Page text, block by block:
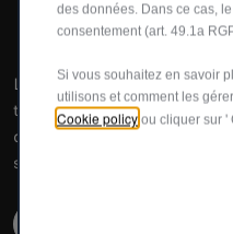
Fiat 500 Hybrid
La nouvelle Fiat 500 Hybrid
tous les regards et sublimer
qu’une voiture : c’est un
saison à savourer.
des données. Dans ce cas,
consentement (art. 49.1a
Si vous souhaitez en savoir
utilisons et comment les
Cookie policy ou cliquer sur '